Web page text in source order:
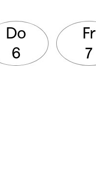
Do
6
Fr
7